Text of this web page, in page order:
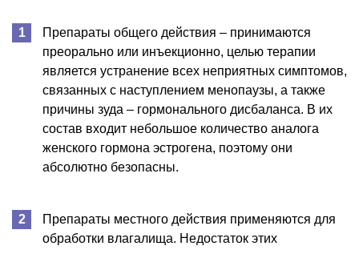
Препараты общего действия – принимаются
преорально или инъекционно, целью терапии
является устранение всех неприятных симптомов,
связанных с наступлением менопаузы, а также
причины зуда – гормонального дисбаланса. В их
состав входит небольшое количество аналога
женского гормона эстрогена, поэтому они
абсолютно безопасны.
Препараты местного действия применяются для
обработки влагалища. Недостаток этих